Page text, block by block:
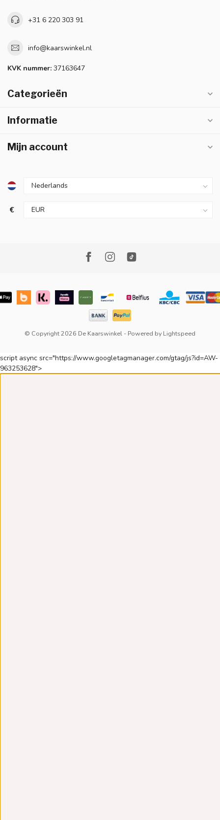
+31 6 220 303 91
info@kaarswinkel.nl
KVK nummer: 37163647
Categorieën
Informatie
Mijn account
€
© Copyright 2026 De Kaarswinkel - Powered by Lightspeed
script async src="https://www.googletagmanager.com/gtag/js?id=AW-
963253628">